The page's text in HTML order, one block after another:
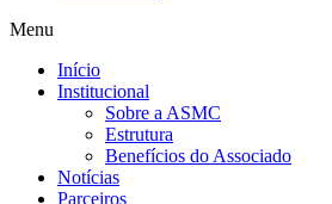
Menu
Início
Institucional
Sobre a ASMC
Estrutura
Benefícios do Associado
Notícias
Parceiros